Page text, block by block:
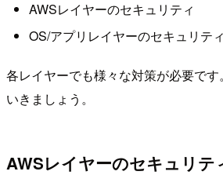
AWSレイヤーのセキュリティ
OS/アプリレイヤーのセキュリティ
各レイヤーでも様々な対策が必要で
いきましょう。
AWSレイヤーのセキュリテ